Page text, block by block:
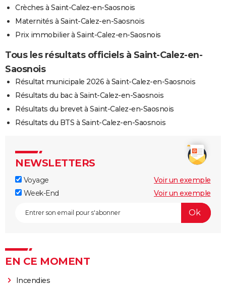
Crèches à Saint-Calez-en-Saosnois
Maternités à Saint-Calez-en-Saosnois
Prix immobilier à Saint-Calez-en-Saosnois
Tous les résultats officiels à Saint-Calez-en-
Saosnois
Résultat municipale 2026 à Saint-Calez-en-Saosnois
Résultats du bac à Saint-Calez-en-Saosnois
Résultats du brevet à Saint-Calez-en-Saosnois
Résultats du BTS à Saint-Calez-en-Saosnois
NEWSLETTERS
Voyage
Voir un exemple
Week-End
Voir un exemple
EN CE MOMENT
Incendies